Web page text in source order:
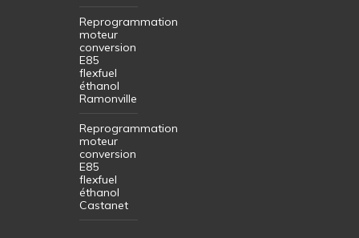
Reprogrammation
moteur
conversion
E85
flexfuel
éthanol
Ramonville
Reprogrammation
moteur
conversion
E85
flexfuel
éthanol
Castanet